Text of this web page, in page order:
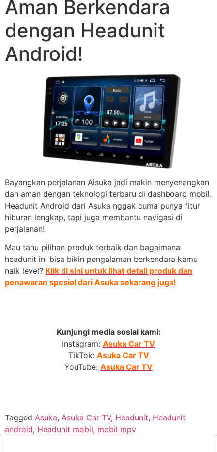
Aman Berkendara
dengan Headunit
Android!
Bayangkan perjalanan Aisuka jadi makin menyenangkan
dan aman dengan teknologi terbaru di dashboard mobil.
Headunit Android dari Asuka nggak cuma punya fitur
hiburan lengkap, tapi juga membantu navigasi di
perjalanan!
Mau tahu pilihan produk terbaik dan bagaimana
headunit ini bisa bikin pengalaman berkendara kamu
naik level? Klik di sini untuk lihat detail produk dan
penawaran spesial dari Asuka sekarang juga!
Kunjungi media sosial kami:
Instagram: Asuka Car TV
TikTok: Asuka Car TV
YouTube: Asuka Car TV
Tagged Asuka, Asuka Car TV, Headunit, Headunit
android, Headunit mobil, mobil mpv